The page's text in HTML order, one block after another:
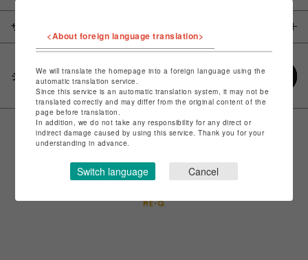
サイズ
シェアする
<About foreign language translation>
We will translate the homepage into a foreign language using the
automatic translation service.
Since this service is an automatic translation system, it may not be
translated correctly and may differ from the original content of the
page before translation.
In addition, we do not take any responsibility for any direct or
indirect damage caused by using this service. Thank you for your
understanding in advance.
Switch language Cancel